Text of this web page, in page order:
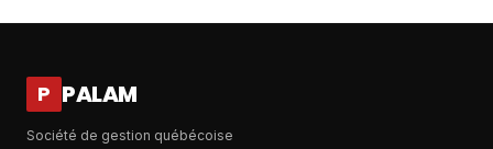
P PALAM
Société de gestion québécoise